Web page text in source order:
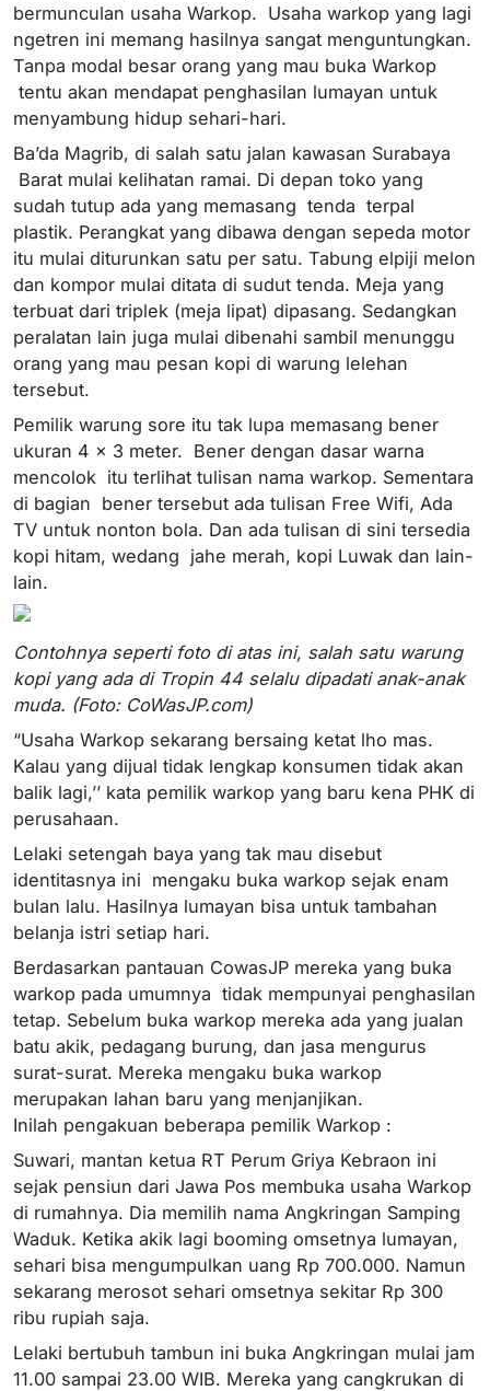
bermunculan usaha Warkop. Usaha warkop yang lagi
ngetren ini memang hasilnya sangat menguntungkan.
Tanpa modal besar orang yang mau buka Warkop
tentu akan mendapat penghasilan lumayan untuk
menyambung hidup sehari-hari.
Ba’da Magrib, di salah satu jalan kawasan Surabaya
Barat mulai kelihatan ramai. Di depan toko yang
sudah tutup ada yang memasang tenda terpal
plastik. Perangkat yang dibawa dengan sepeda motor
itu mulai diturunkan satu per satu. Tabung elpiji melon
dan kompor mulai ditata di sudut tenda. Meja yang
terbuat dari triplek (meja lipat) dipasang. Sedangkan
peralatan lain juga mulai dibenahi sambil menunggu
orang yang mau pesan kopi di warung lelehan
tersebut.
Pemilik warung sore itu tak lupa memasang bener
ukuran 4 x 3 meter. Bener dengan dasar warna
mencolok itu terlihat tulisan nama warkop. Sementara
di bagian bener tersebut ada tulisan Free Wifi, Ada
TV untuk nonton bola. Dan ada tulisan di sini tersedia
kopi hitam, wedang jahe merah, kopi Luwak dan lain-
lain.
Contohnya seperti foto di atas ini, salah satu warung
kopi yang ada di Tropin 44 selalu dipadati anak-anak
muda. (Foto: CoWasJP.com)
“Usaha Warkop sekarang bersaing ketat lho mas.
Kalau yang dijual tidak lengkap konsumen tidak akan
balik lagi,’’ kata pemilik warkop yang baru kena PHK di
perusahaan.
Lelaki setengah baya yang tak mau disebut
identitasnya ini mengaku buka warkop sejak enam
bulan lalu. Hasilnya lumayan bisa untuk tambahan
belanja istri setiap hari.
Berdasarkan pantauan CowasJP mereka yang buka
warkop pada umumnya tidak mempunyai penghasilan
tetap. Sebelum buka warkop mereka ada yang jualan
batu akik, pedagang burung, dan jasa mengurus
surat-surat. Mereka mengaku buka warkop
merupakan lahan baru yang menjanjikan.
Inilah pengakuan beberapa pemilik Warkop :
Suwari, mantan ketua RT Perum Griya Kebraon ini
sejak pensiun dari Jawa Pos membuka usaha Warkop
di rumahnya. Dia memilih nama Angkringan Samping
Waduk. Ketika akik lagi booming omsetnya lumayan,
sehari bisa mengumpulkan uang Rp 700.000. Namun
sekarang merosot sehari omsetnya sekitar Rp 300
ribu rupiah saja.
Lelaki bertubuh tambun ini buka Angkringan mulai jam
11.00 sampai 23.00 WIB. Mereka yang cangkrukan di